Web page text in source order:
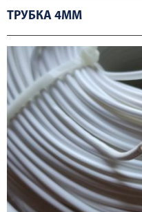
ТРУБКА 4ММ